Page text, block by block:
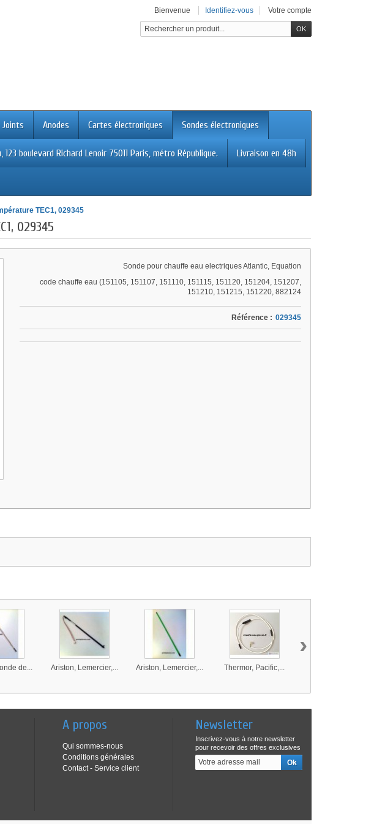
Bienvenue Identifiez-vous Votre compte
Joints Anodes Cartes électroniques Sondes électroniques
boulevard Richard Lenoir 75011 Paris, métro République. Livraison en 48h
TEC1, 029345
029345
Sonde pour chauffe eau electriques Atlantic, Equation
code chauffe eau (151105, 151107, 151110, 151115, 151120, 151204, 151207,
151210, 151215, 151220, 882124
Référence : 029345
de... Ariston, Lemercier,... Ariston, Lemercier,... Thermor, Pacific,...
›
A propos
Qui sommes-nous
Conditions générales
Contact - Service client
Newsletter
Inscrivez-vous à notre newsletter
pour recevoir des offres exclusives